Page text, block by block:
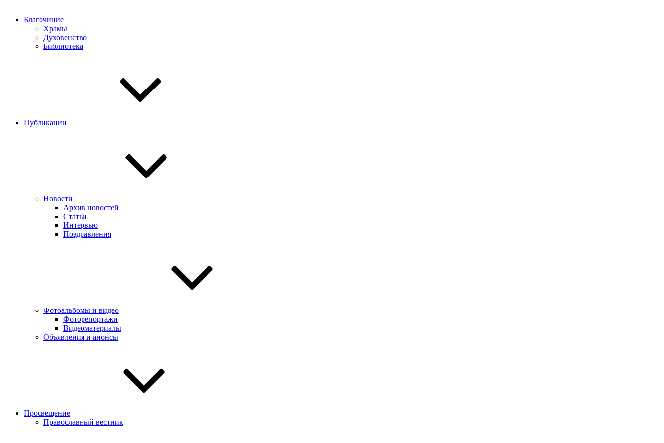
Благочиние
Храмы
Духовенство
Библиотека
Публикации
Новости
Архив новостей
Статьи
Интервью
Поздравления
Фотоальбомы и видео
Фоторепортажи
Видеоматериалы
Объявления и анонсы
Просвещение
Православный вестник